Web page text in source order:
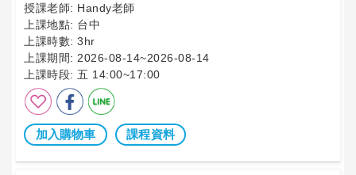
授課老師: Handy老師
上課地點: 台中
上課時數: 3hr
上課期間: 2026-08-14~2026-08-14
上課時段: 五 14:00~17:00
加入購物車 課程資料